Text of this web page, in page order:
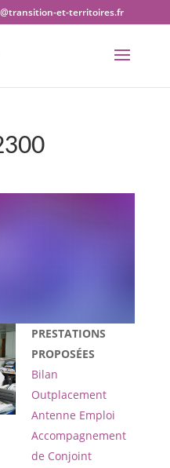
et-territoires.fr
et
PRESTATIONS
PROPOSÉES
Bilan
Outplacement
Antenne Emploi
Accompagnement
de Conjoint